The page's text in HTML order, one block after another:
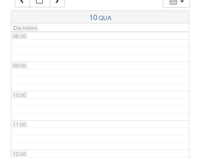
10QUA
Dia inteiro
07:00
08:00
09:00
10:00
11:00
12:00